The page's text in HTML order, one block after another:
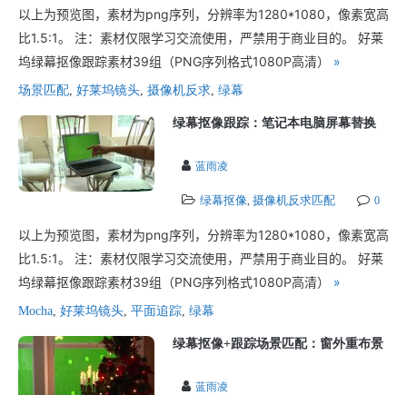
以上为预览图，素材为png序列，分辨率为1280*1080，像素宽高
比1.5:1。 注：素材仅限学习交流使用，严禁用于商业目的。 好莱
坞绿幕抠像跟踪素材39组（PNG序列格式1080P高清） »
场景匹配, 好莱坞镜头, 摄像机反求, 绿幕
绿幕抠像跟踪：笔记本电脑屏幕替换
蓝雨凌
绿幕抠像, 摄像机反求匹配 0
以上为预览图，素材为png序列，分辨率为1280*1080，像素宽高
比1.5:1。 注：素材仅限学习交流使用，严禁用于商业目的。 好莱
坞绿幕抠像跟踪素材39组（PNG序列格式1080P高清） »
Mocha, 好莱坞镜头, 平面追踪, 绿幕
绿幕抠像+跟踪场景匹配：窗外重布景
蓝雨凌